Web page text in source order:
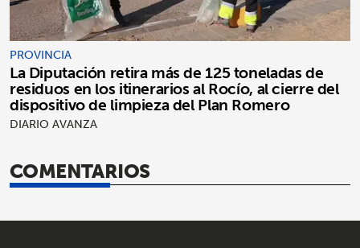
PROVINCIA
La Diputación retira más de 125 toneladas de
residuos en los itinerarios al Rocío, al cierre del
dispositivo de limpieza del Plan Romero
DIARIO AVANZA
COMENTARIOS